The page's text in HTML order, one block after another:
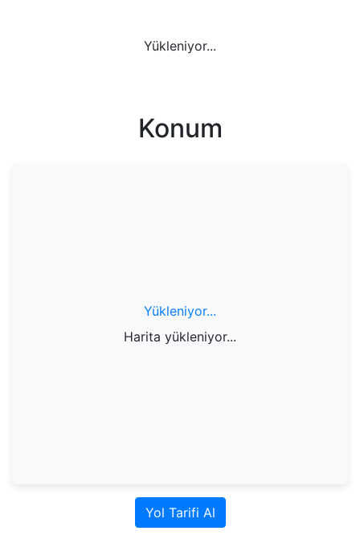
Yükleniyor...
Konum
Yükleniyor...
Harita yükleniyor...
Yol Tarifi Al